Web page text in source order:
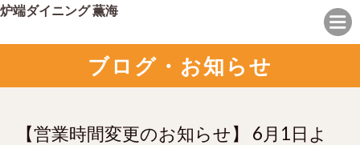
炉端ダイニング 薫海
ブログ・お知らせ
【営業時間変更のお知らせ】 6月1日よ